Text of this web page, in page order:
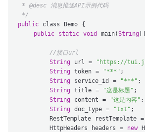
* @desc 消息推送API示例代码
*/
public class Demo {
public
static void main(String
//接口url
String url =
"https://
String token = "***" ;
String service_id = "***" ;
String title = "这是标题" ;
String content = "这是内容" ;
String doc_type = "txt" ;
        RestTemplate restTemplate =
        HttpHeaders headers =
new